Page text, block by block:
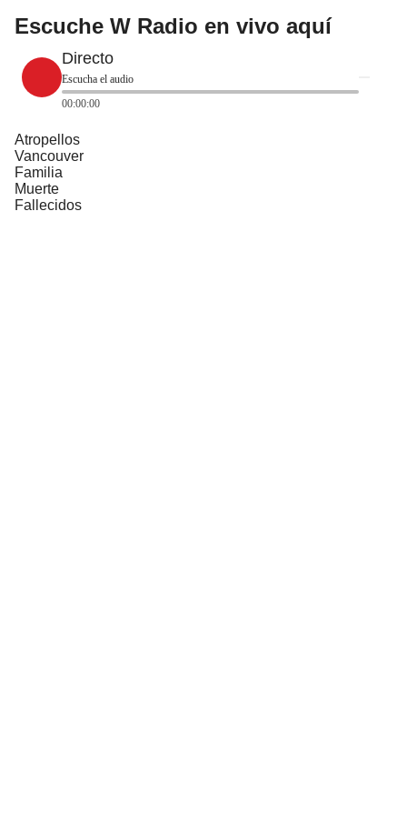
Escuche W Radio en vivo aquí
Directo
Escucha el audio
00:00:00
Atropellos
Vancouver
Familia
Muerte
Fallecidos